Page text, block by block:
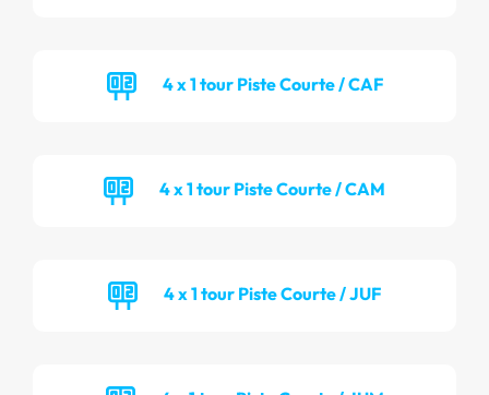
4 x 1 tour Piste Courte / CAF
4 x 1 tour Piste Courte / CAM
4 x 1 tour Piste Courte / JUF